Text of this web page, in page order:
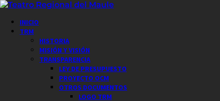
Saltar
contenido
Menú
principal
INICIO
TRM
HISTORIA
MISIÓN Y VISIÓN
TRANSPARENCIA
LEY DE PRESUPUESTO
PROYECTO OCM
OTROS DOCUMENTOS
LOGO TRM